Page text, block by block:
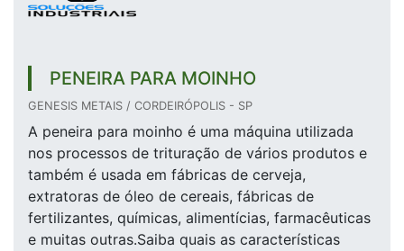
PENEIRA PARA MOINHO
GENESIS METAIS / CORDEIRÓPOLIS - SP
A peneira para moinho é uma máquina utilizada
nos processos de trituração de vários produtos e
também é usada em fábricas de cerveja,
extratoras de óleo de cereais, fábricas de
fertilizantes, químicas, alimentícias, farmacêuticas
e muitas outras.Saiba quais as características